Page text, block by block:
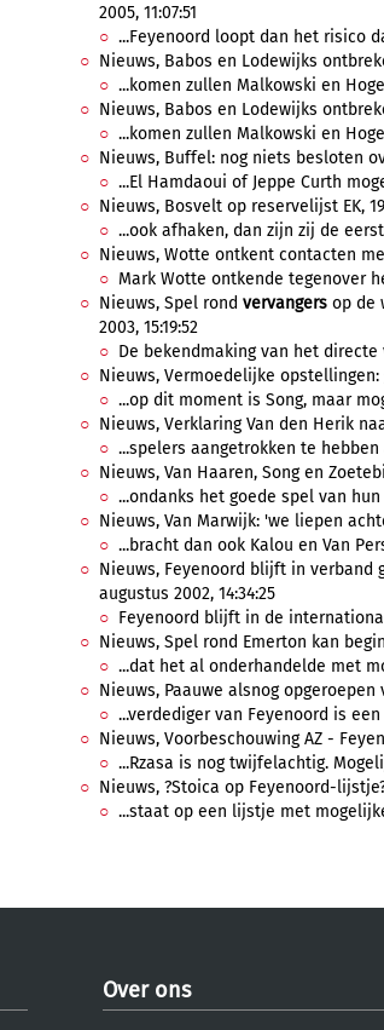
2005, 11:07:51
...Feyenoord loopt dan het risico
Nieuws, Babos en Lodewijks
...komen zullen Malkowski en
Nieuws, Babos en Lodewijks
...komen zullen Malkowski en
Nieuws, Buffel: nog niets besloten
...El Hamdaoui of Jeppe Curth
Nieuws, Bosvelt op reservelijst EK, 19
...ook afhaken, dan zijn zij de
Nieuws, Wotte ontkent contacten
Mark Wotte ontkende tegenover
Nieuws, Spel rond vervangers op de
2003, 15:19:52
De bekendmaking van het
Nieuws, Vermoedelijke opstellingen:
...op dit moment is Song, maar
Nieuws, Verklaring Van den Herik
...spelers aangetrokken te hebben
Nieuws, Van Haaren, Song en
...ondanks het goede spel van
Nieuws, Van Marwijk: 'we liepen
...bracht dan ook Kalou en Van
Nieuws, Feyenoord blijft in verband
augustus 2002, 14:34:25
Feyenoord blijft in de
Nieuws, Spel rond Emerton kan
...dat het al onderhandelde met
Nieuws, Paauwe alsnog opgeroepen
...verdediger van Feyenoord is
Nieuws, Voorbeschouwing AZ -
...Rzasa is nog twijfelachtig.
Nieuws, ?Stoica op Feyenoord-
...staat op een lijstje met
Over ons